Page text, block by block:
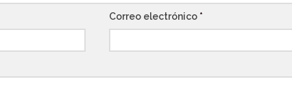
Correo electrónico *